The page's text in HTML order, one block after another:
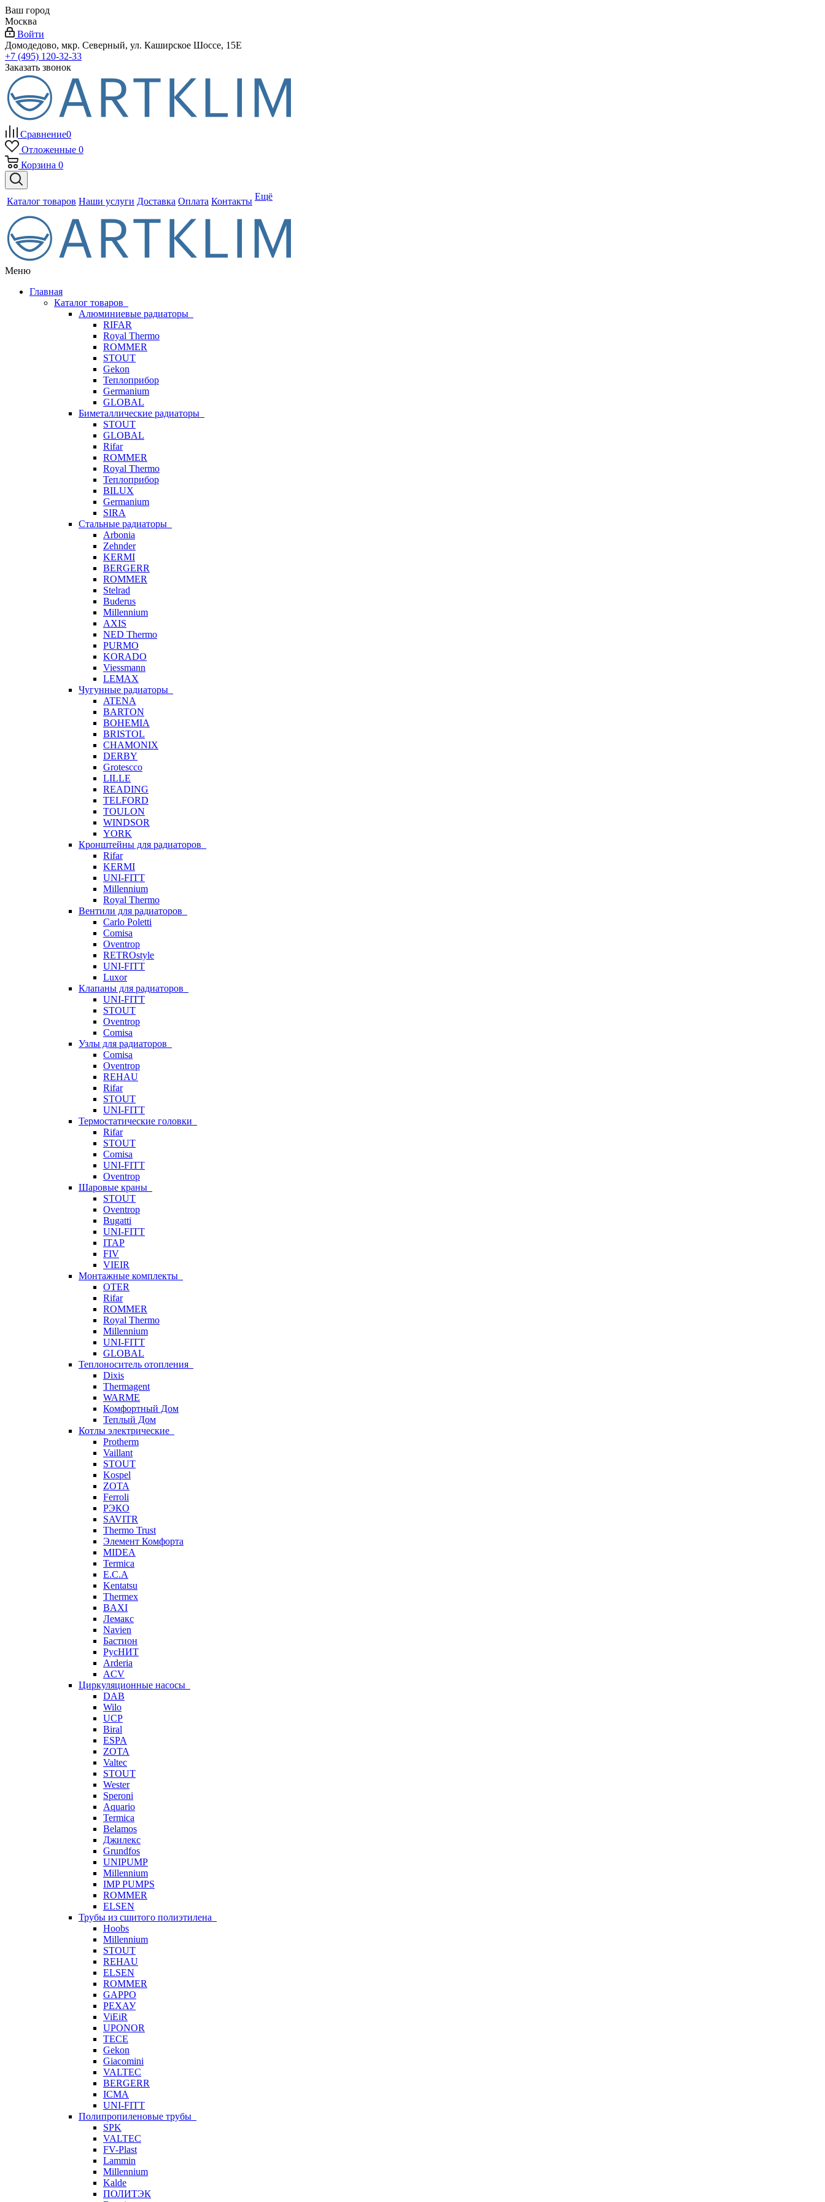
Ваш город
Москва
Войти
Домодедово, мкр. Северный, ул. Каширское Шоссе, 15Е
+7 (495) 120-32-33
Заказать звонок
Сравнение0
Отложенные 0
Корзина 0
Каталог товаров Наши услуги Доставка Оплата Контакты Ещё
Меню
Главная
Каталог товаров
Алюминиевые радиаторы
RIFAR
Royal Thermo
ROMMER
STOUT
Gekon
Теплоприбор
Germanium
GLOBAL
Биметаллические радиаторы
STOUT
GLOBAL
Rifar
ROMMER
Royal Thermo
Теплоприбор
BILUX
Germanium
SIRA
Стальные радиаторы
Arbonia
Zehnder
KERMI
BERGERR
ROMMER
Stelrad
Buderus
Millennium
AXIS
NED Thermo
PURMO
KORADO
Viessmann
LEMAX
Чугунные радиаторы
ATENA
BARTON
BOHEMIA
BRISTOL
CHAMONIX
DERBY
Grotescco
LILLE
READING
TELFORD
TOULON
WINDSOR
YORK
Кронштейны для радиаторов
Rifar
KERMI
UNI-FITT
Millennium
Royal Thermo
Вентили для радиаторов
Carlo Poletti
Comisa
Oventrop
RETROstyle
UNI-FITT
Luxor
Клапаны для радиаторов
UNI-FITT
STOUT
Oventrop
Comisa
Узлы для радиаторов
Comisa
Oventrop
REHAU
Rifar
STOUT
UNI-FITT
Термостатические головки
Rifar
STOUT
Comisa
UNI-FITT
Oventrop
Шаровые краны
STOUT
Oventrop
Bugatti
UNI-FITT
ITAP
FIV
VIEIR
Монтажные комплекты
OTER
Rifar
ROMMER
Royal Thermo
Millennium
UNI-FITT
GLOBAL
Теплоноситель отопления
Dixis
Thermagent
WARME
Комфортный Дом
Теплый Дом
Котлы электрические
Protherm
Vaillant
STOUT
Kospel
ZOTA
Ferroli
РЭКО
SAVITR
Thermo Trust
Элемент Комфорта
MIDEA
Termica
E.C.A
Kentatsu
Thermex
BAXI
Лемакс
Navien
Бастион
РусНИТ
Arderia
ACV
Циркуляционные насосы
DAB
Wilo
UCP
Biral
ESPA
ZOTA
Valtec
STOUT
Wester
Speroni
Aquario
Termica
Belamos
Джилекс
Grundfos
UNIPUMP
Millennium
IMP PUMPS
ROMMER
ELSEN
Трубы из сшитого полиэтилена
Hoobs
Millennium
STOUT
REHAU
ELSEN
ROMMER
GAPPO
РЕХАУ
ViEiR
UPONOR
TECE
Gekon
Giacomini
VALTEC
BERGERR
ICMA
UNI-FITT
Полипропиленовые трубы
SPK
VALTEC
FV-Plast
Lammin
Millennium
Kalde
ПОЛИТЭК